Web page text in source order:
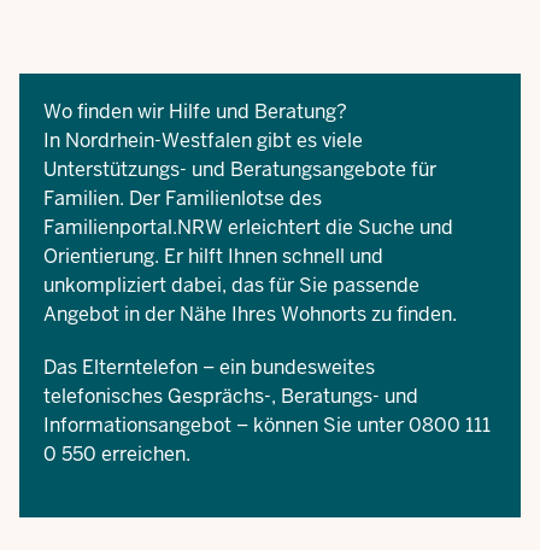
Wo finden wir Hilfe und Beratung?
In Nordrhein-Westfalen gibt es viele
Unterstützungs- und Beratungsangebote für
Familien. Der Familienlotse des
Familienportal.NRWerleichtert die Suche und
Orientierung. Er hilft Ihnen schnell und
unkompliziert dabei, das für Sie passende
Angebot in der Nähe Ihres Wohnorts zu finden.
Das Elterntelefon – ein bundesweites
telefonisches Gesprächs-, Beratungs- und
Informationsangebot – können Sie unter 0800 111
0 550 erreichen.